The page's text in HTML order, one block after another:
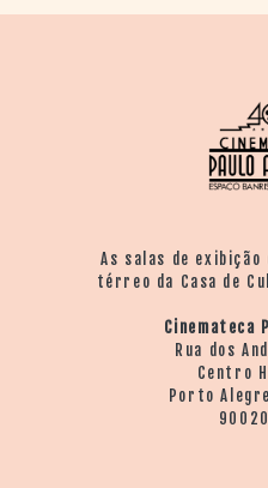
As salas de
térreo da Casa de
Cinemateca
Rua dos
Centro
Porto